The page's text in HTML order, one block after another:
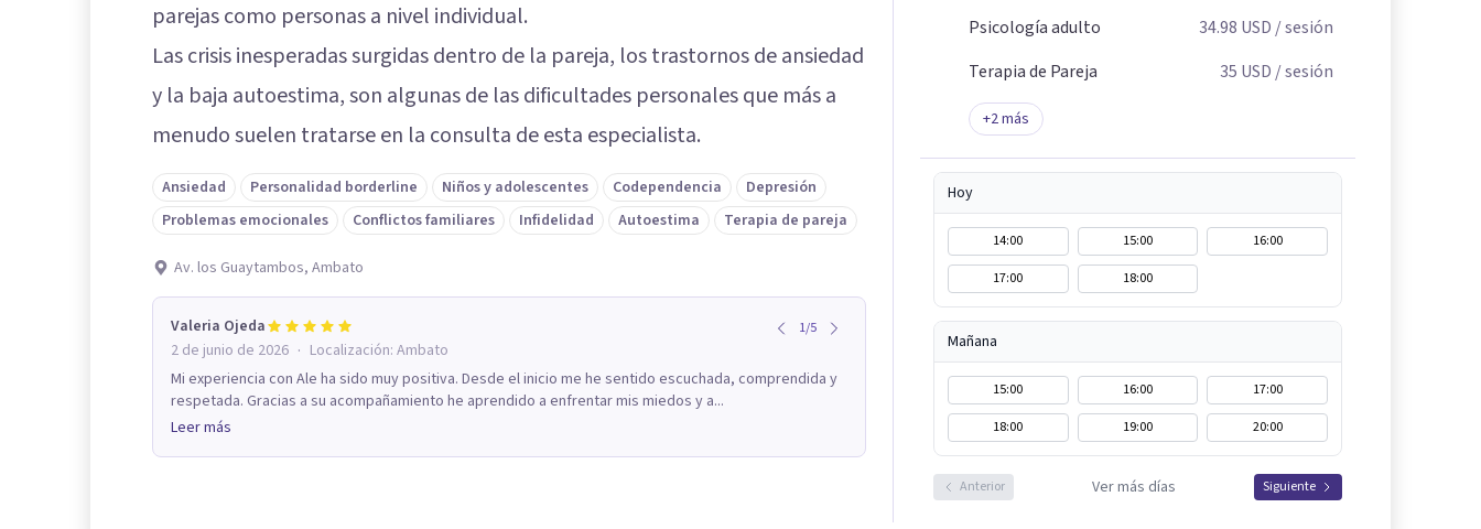
parejas como personas a nivel individual.
Las crisis inesperadas surgidas dentro de la pareja, los trastornos de ansiedad
y la baja autoestima, son algunas de las dificultades personales que más a
menudo suelen tratarse en la consulta de esta especialista.
Ansiedad Personalidad borderline Niños y adolescentes Codependencia
Depresión
Problemas emocionales
Conflictos familiares Infidelidad Autoestima Terapia de pareja
Av. los Guaytambos, Ambato
Valeria Ojeda 1/5
2 de junio de 2026 · Localización: Ambato
Mi experiencia con Ale ha sido muy positiva. Desde el inicio me he sentido escuchada, comprendida y
respetada. Gracias a su acompañamiento he aprendido a enfrentar mis miedos y a...
Leer más
Psicología adulto
34.98 USD/ sesión
Terapia de Pareja
35 USD/ sesión
+2más
Hoy
14:00 15:00
16:00
17:00
18:00
Mañana
15:00 16:00
17:00
18:00
19:00 20:00
Anterior Ver más días Siguiente